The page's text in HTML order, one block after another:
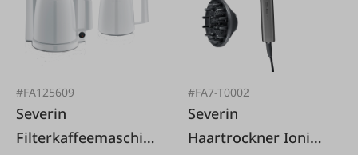
#FA125609
Severin
Filterkaffeemaschin
#FA7-T0002
Severin
Haartrockner Ionic,